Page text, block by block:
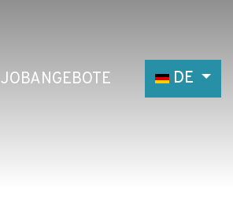
JOBANGEBOTE Sprache
DE